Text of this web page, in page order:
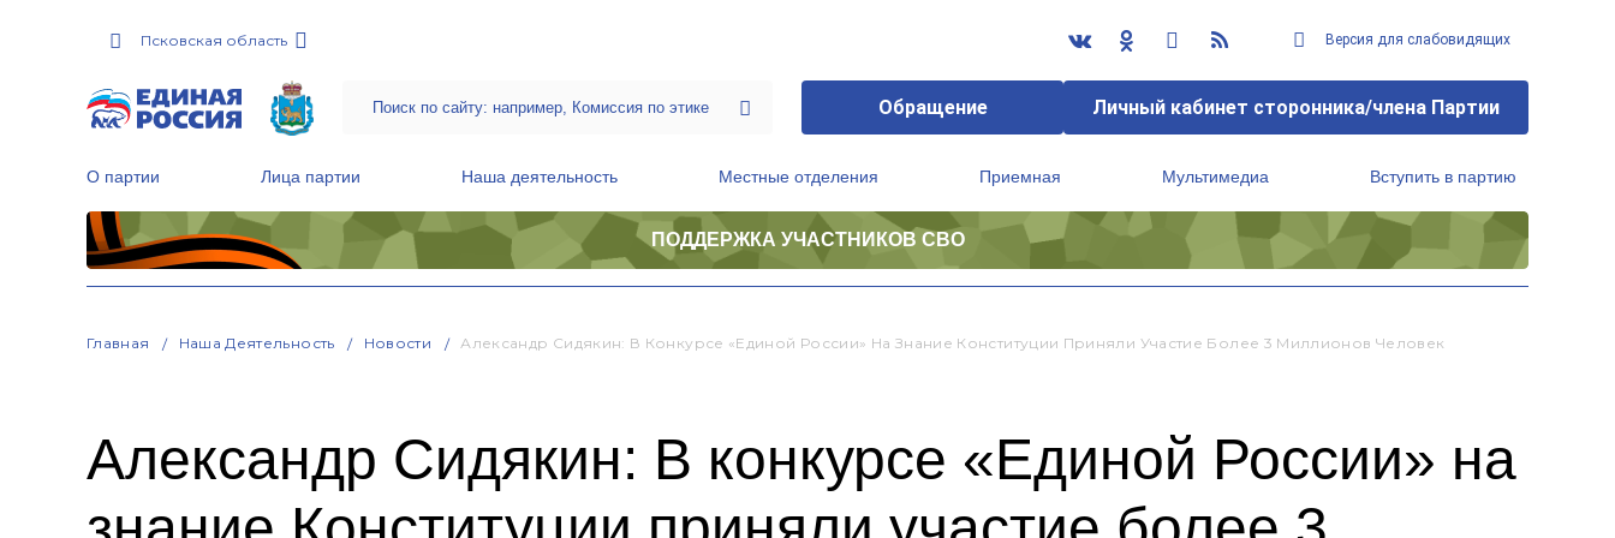
Псковская область Версия для слабовидящих
Обращение Личный кабинет сторонника/члена Партии
О партии Лица партии Наша деятельность Местные отделения Приемная Мультимедиа Вступить в партию
ПОДДЕРЖКА УЧАСТНИКОВ СВО
Главная Наша Деятельность Новости Александр Сидякин: В Конкурсе «Единой России» На Знание Конституции Приняли Участие Более 3 Миллионов Человек
Александр Сидякин: В конкурсе «Единой России» на